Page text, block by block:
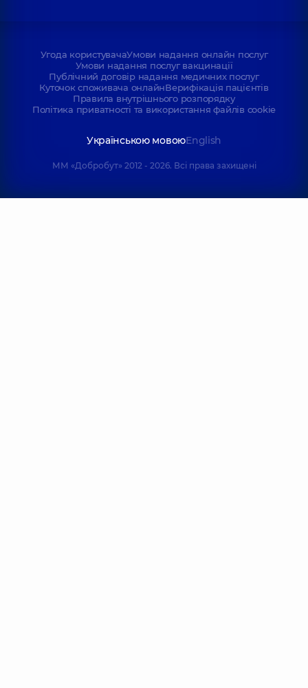
Угода користувачаУмови надання онлайн послуг
Умови надання послуг вакцинації
Публічний договір надання медичних послуг
Куточок споживача онлайнВерифікація пацієнтів
Правила внутрішнього розпорядку
Політика приватності та використання файлів cookie
Українською мовоюEnglish
ММ «Добробут» 2012 - 2026. Всі права захищені